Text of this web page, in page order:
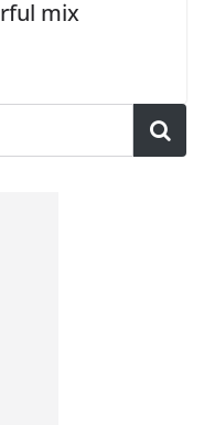
mix